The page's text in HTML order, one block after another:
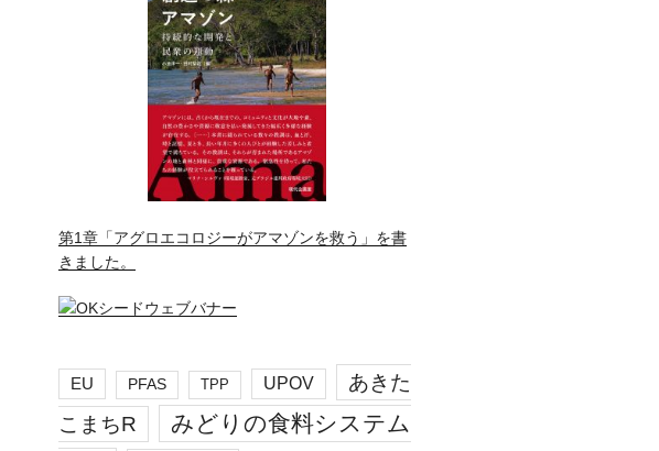
第1章「アグロエコロジーがアマゾンを救う」を書
きました。
EU PFAS TPP UPOV
あきた
こまちR
みどりの食料システム